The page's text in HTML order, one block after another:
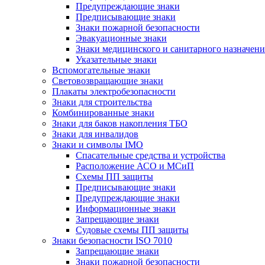
Предупреждающие знаки
Предписывающие знаки
Знаки пожарной безопасности
Эвакуационные знаки
Знаки медицинского и санитарного
Указательные знаки
Вспомогательные знаки
Световозвращающие знаки
Плакаты электробезопасности
Знаки для строительства
Комбинированные знаки
Знаки для баков накопления ТБО
Знаки для инвалидов
Знаки и символы IMO
Спасательные средства и устройства
Расположение АСО и МСиП
Схемы ПП защиты
Предписывающие знаки
Предупреждающие знаки
Информационные знаки
Запрещающие знаки
Судовые схемы ПП защиты
Знаки безопасности ISO 7010
Запрещающие знаки
Знаки пожарной безопасности